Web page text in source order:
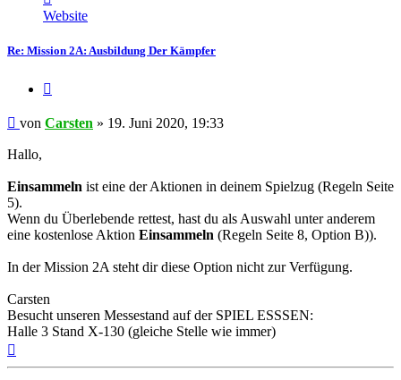
von
Carsten
Website
Re: Mission 2A: Ausbildung Der Kämpfer
Beitrag
von Carsten » 19. Juni 2020, 19:33
Hallo,
Einsammeln ist eine der Aktionen in deinem Spielzug (Regeln Seite
5).
Wenn du Überlebende rettest, hast du als Auswahl unter anderem
eine kostenlose Aktion Einsammeln (Regeln Seite 8, Option B)).
In der Mission 2A steht dir diese Option nicht zur Verfügung.
Carsten
Besucht unseren Messestand auf der SPIEL ESSSEN:
Halle 3 Stand X-130 (gleiche Stelle wie immer)